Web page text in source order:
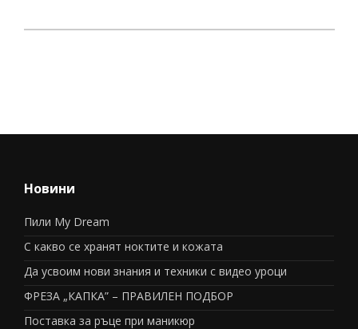
Новини
Пили My Dream
С какво се хранят ноктите и кожата
Да усвоим нови знания и техники с видео уроци
ФРЕЗА „КАПКА” – ПРАВИЛЕН ПОДБОР
Поставка за ръце при маникюр